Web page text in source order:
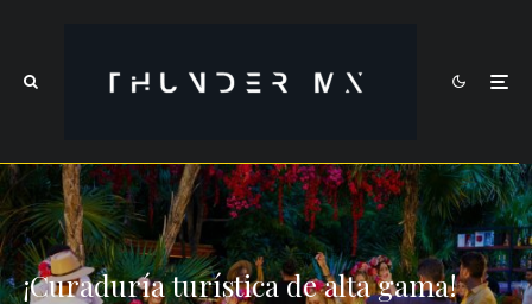
¡Curaduría turística de alta gama!